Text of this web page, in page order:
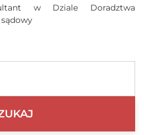
w Dziale Doradztwa